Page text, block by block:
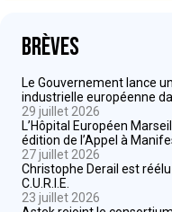
Brèves
Le Gouvernement lance
industrielle européenne
29 juillet 2026
L’Hôpital Européen
édition de l’Appel à
27 juillet 2026
Christophe Derail est
C.U.R.I.E.
23 juillet 2026